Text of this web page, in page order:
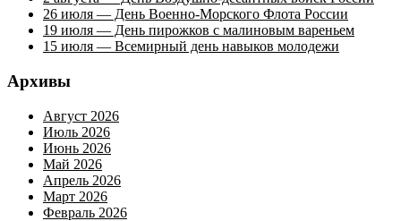
26 июля — День Военно-Морского Флота России
19 июля — День пирожков с малиновым вареньем
15 июля — Всемирный день навыков молодежи
Архивы
Август 2026
Июль 2026
Июнь 2026
Май 2026
Апрель 2026
Март 2026
Февраль 2026